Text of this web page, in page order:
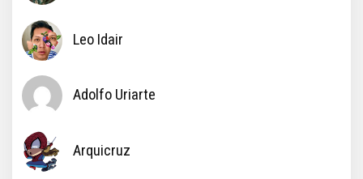
Leo Idair
Adolfo Uriarte
Arquicruz